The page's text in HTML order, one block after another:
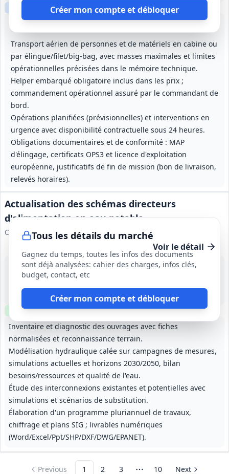
Créer mon compte et débloquer
Transport aérien de personnes et de matériels en cabine ou
par élingue/filet/big‑bag, avec masses maximales et limites
opérationnelles précisées dans le mémoire technique.
Helper embarqué obligatoire inclus dans les prix ;
commandement opérationnel assuré par le commandant de
bord.
Opérations planifiées (prévisionnelles) et interventions en
urgence avec disponibilité contractuelle sous 24 heures.
Obligations documentaires et de conformité : MAP
d'élingage, certificats OPS3 et licence d'exploitation
européenne, justificatifs de fin de mission (bon de livraison,
relevés horaires).
Clause sociale
Tous les détails du marché
Gagnez du temps, toutes les infos des documents
sont déjà analysées: cahier des charges, infos clés,
budget, contact, etc
Créer mon compte et débloquer
Actualisation des schémas directeurs
d'alimentation en eau potable
Communauté d'Agglomération Pays Basque
Voir le détail
Inventaire et diagnostic des ouvrages avec fiches
normalisées et reconnaissance terrain.
Modélisation hydraulique calée sur campagnes de mesures,
simulations actuelles et horizons 2030/2050, bilan
besoins/ressources et qualité de l'eau.
Étude des interconnexions existantes et potentielles avec
simulations et scénarios de substitution.
Élaboration d'un programme pluriannuel de travaux,
chiffrage et plans SIG ; livrables numériques
(Word/Excel/Ppt/SHP/DXF/DWG/EPANET).
19 août 2026
Pays Basque
Clause environnementale
Previous 1 2 3 10 Next